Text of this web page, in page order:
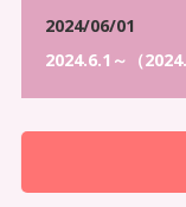
2024/06/01
2024.6.1～（
家族から
目標～報
る